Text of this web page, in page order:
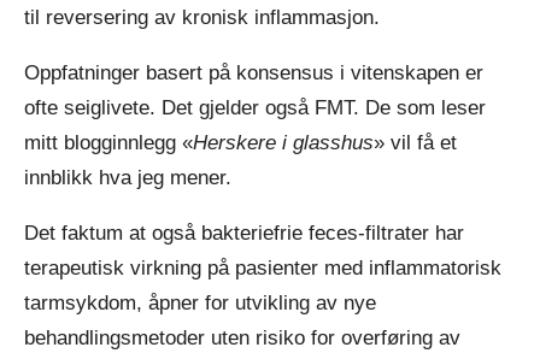
til reversering av kronisk inflammasjon.
Oppfatninger basert på konsensus i vitenskapen er
ofte seiglivete. Det gjelder også FMT. De som leser
mitt blogginnlegg «Herskere i glasshus» vil få et
innblikk hva jeg mener.
Det faktum at også bakteriefrie feces-filtrater har
terapeutisk virkning på pasienter med inflammatorisk
tarmsykdom, åpner for utvikling av nye
behandlingsmetoder uten risiko for overføring av